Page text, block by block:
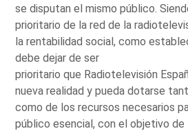
se disputan el mismo público.
prioritario de la red de la
la rentabilidad social, como
debe dejar de ser
prioritario que Radiotelevisión
nueva realidad y pueda dotarse
como de los recursos necesarios
público esencial, con el objetivo